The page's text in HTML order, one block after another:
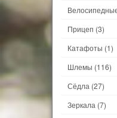
Прицеп (3)
Катафоты (1)
Шлемы (116)
Сёдла (27)
Зеркала (7)